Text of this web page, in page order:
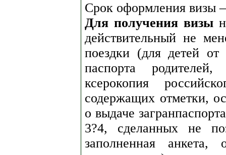
Срок оформления визы
Для получения визы
действительный не
поездки (для детей
паспорта
ксерокопия
содержащих отметки,
о выдаче
3?4, сделанных не
заполненная